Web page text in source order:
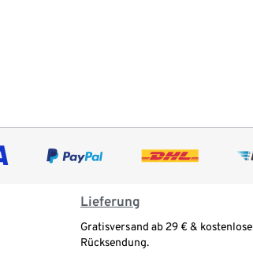
Lieferung
Gratisversand ab 29 € & kostenlose
Rücksendung.